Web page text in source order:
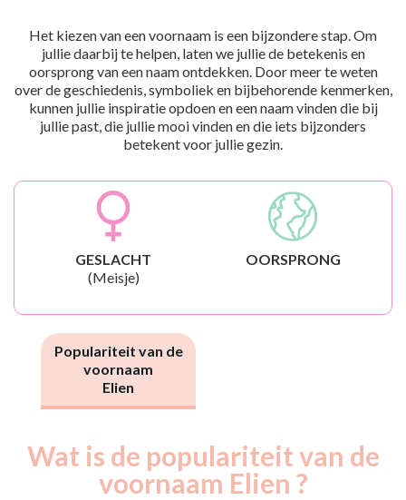
Het kiezen van een voornaam is een bijzondere stap. Om
jullie daarbij te helpen, laten we jullie de betekenis en
oorsprong van een naam ontdekken. Door meer te weten
over de geschiedenis, symboliek en bijbehorende kenmerken,
kunnen jullie inspiratie opdoen en een naam vinden die bij
jullie past, die jullie mooi vinden en die iets bijzonders
betekent voor jullie gezin.
GESLACHT
(Meisje)
OORSPRONG
Populariteit van de
voornaam
Elien
Wat is de populariteit van de
voornaam Elien ?
Année
Nouveaux-
nés